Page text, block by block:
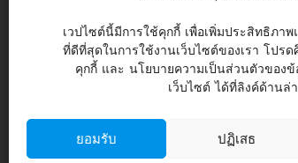
เวปไซต์นี้มีการใช้คุกกี้ เพื่อเพิ่มประสิทธิภา
ที่ดีที่สุดในการใช้งานเว็บไซต์ของเรา โปร
คุกกี้ และ นโยบายความเป็นส่วนตัวของ
เว็บไซต์ ได้ที่ลิงค์ด้านล่
ยอมรับ ปฏิเสธ
ข่าวสารล่าสุด